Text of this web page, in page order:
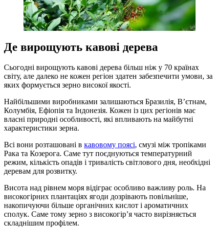
Де вирощують кавові дерева
Сьогодні вирощують кавові дерева більш ніж у 70 країнах
світу, але далеко не кожен регіон здатен забезпечити умови, за
яких формується зерно високої якості.
Найбільшими виробниками залишаються Бразилія, В’єтнам,
Колумбія, Ефіопія та Індонезія. Кожен із цих регіонів має
власні природні особливості, які впливають на майбутні
характеристики зерна.
Всі вони розташовані в кавовому поясі, смузі між тропіками
Рака та Козерога. Саме тут поєднуються температурний
режим, кількість опадів і тривалість світлового дня, необхідні
деревам для розвитку.
Висота над рівнем моря відіграє особливо важливу роль. На
високогірних плантаціях ягоди дозрівають повільніше,
накопичуючи більше органічних кислот і ароматичних
сполук. Саме тому зерно з високогір’я часто вирізняється
складнішим профілем.